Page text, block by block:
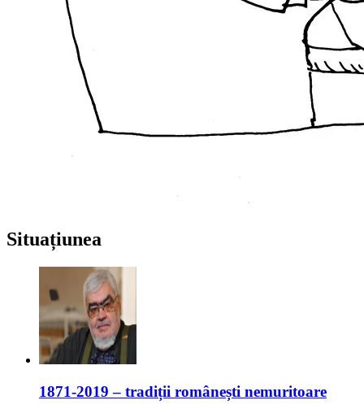
Situațiunea
1871-2019 – tradiții românești nemuritoare